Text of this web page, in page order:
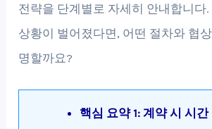
전략을 단계별로 자세히 안내합니다
상황이 벌어졌다면, 어떤 절차와 협
명할까요?
핵심 요약 1: 계약 시 시